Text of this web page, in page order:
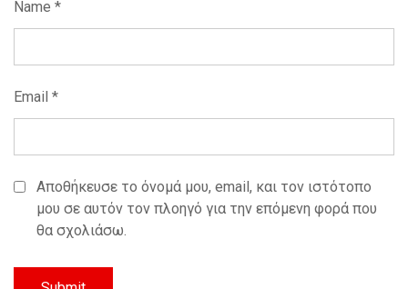
Name *
Email *
Αποθήκευσε το όνομά μου, email, και τον ιστότοπο
μου σε αυτόν τον πλοηγό για την επόμενη φορά που
θα σχολιάσω.